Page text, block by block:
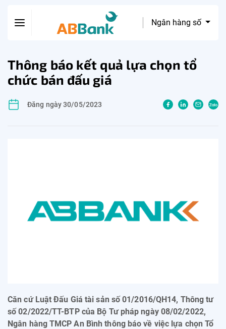
Ngân hàng số
Thông báo kết quả lựa chọn tổ
chức bán đấu giá
Đăng ngày 30/05/2023
Căn cứ Luật Đấu Giá tài sản số 01/2016/QH14, Thông tư
số 02/2022/TT-BTP của Bộ Tư pháp ngày 08/02/2022,
Ngân hàng TMCP An Bình thông báo về việc lựa chọn Tổ